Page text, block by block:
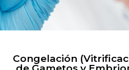
Congelación